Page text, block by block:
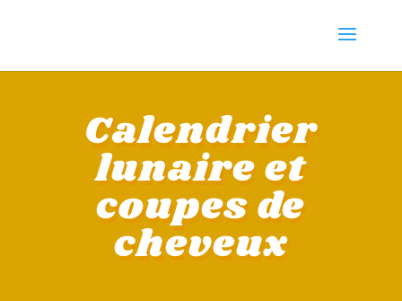
Calendrier
lunaire et
coupes de
cheveux